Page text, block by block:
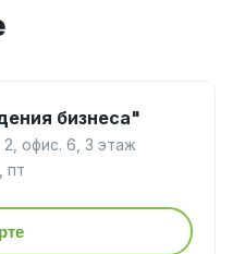
бизнеса"
2, офис. 6, 3 этаж
пт